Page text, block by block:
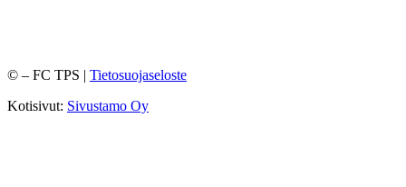
© – FC TPS | Tietosuojaseloste
Kotisivut: Sivustamo Oy